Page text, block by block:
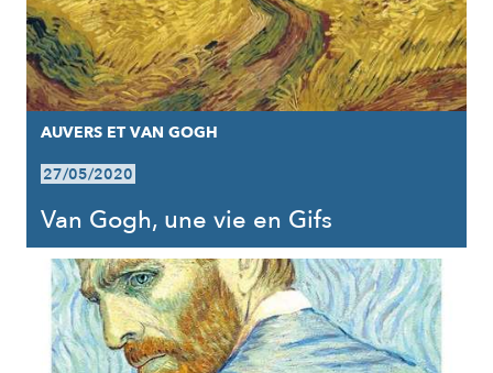
AUVERS ET VAN GOGH
27/05/2020
Van Gogh, une vie en Gifs